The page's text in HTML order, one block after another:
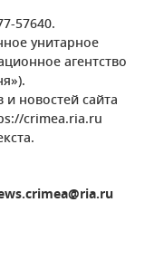
57640.
унитарное
агентство
новостей сайта
crimea.ria.ru